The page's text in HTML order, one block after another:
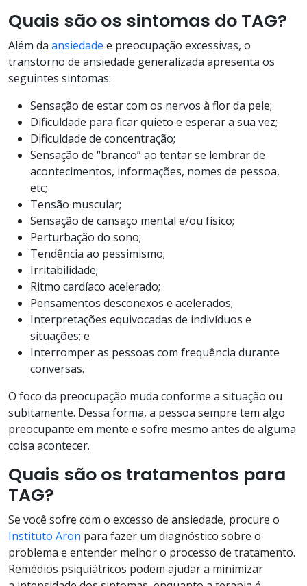
Quais são os sintomas do TAG?
Além da ansiedade e preocupação excessivas, o
transtorno de ansiedade generalizada apresenta os
seguintes sintomas:
Sensação de estar com os nervos à flor da pele;
Dificuldade para ficar quieto e esperar a sua vez;
Dificuldade de concentração;
Sensação de “branco” ao tentar se lembrar de
acontecimentos, informações, nomes de pessoa,
etc;
Tensão muscular;
Sensação de cansaço mental e/ou físico;
Perturbação do sono;
Tendência ao pessimismo;
Irritabilidade;
Ritmo cardíaco acelerado;
Pensamentos desconexos e acelerados;
Interpretações equivocadas de indivíduos e
situações; e
Interromper as pessoas com frequência durante
conversas.
O foco da preocupação muda conforme a situação ou
subitamente. Dessa forma, a pessoa sempre tem algo
preocupante em mente e sofre mesmo antes de alguma
coisa acontecer.
Quais são os tratamentos para
TAG?
Se você sofre com o excesso de ansiedade, procure o
Instituto Aron para fazer um diagnóstico sobre o
problema e entender melhor o processo de tratamento.
Remédios psiquiátricos podem ajudar a minimizar